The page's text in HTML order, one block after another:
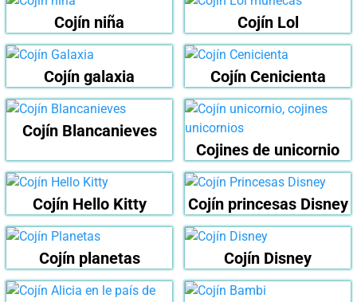
Cojín niña Cojín Lol
Cojín galaxia Cojín Cenicienta
Cojín Blancanieves
Cojines de unicornio
Cojín Hello Kitty Cojín princesas Disney
Cojín planetas Cojín Disney